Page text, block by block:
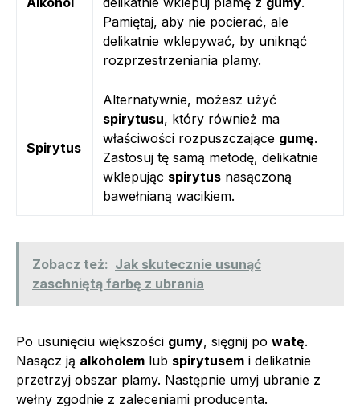
Pamiętaj, aby nie pocierać, ale
delikatnie wklepywać, by uniknąć
rozprzestrzeniania plamy.
Spirytus
Alternatywnie, możesz użyć
spirytusu, który również ma
właściwości rozpuszczające gumę.
Zastosuj tę samą metodę, delikatnie
wklepując spirytus nasączoną
bawełnianą wacikiem.
Zobacz też: Jak skutecznie usunąć
zaschniętą farbę z ubrania
Po usunięciu większości gumy, sięgnij po watę.
Nasącz ją alkoholem lub spirytusem i delikatnie
przetrzyj obszar plamy. Następnie umyj ubranie z
wełny zgodnie z zaleceniami producenta.